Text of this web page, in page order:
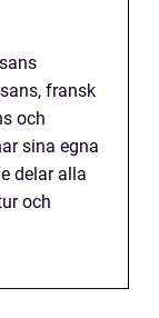
fransk
och
sina egna
delar alla
och